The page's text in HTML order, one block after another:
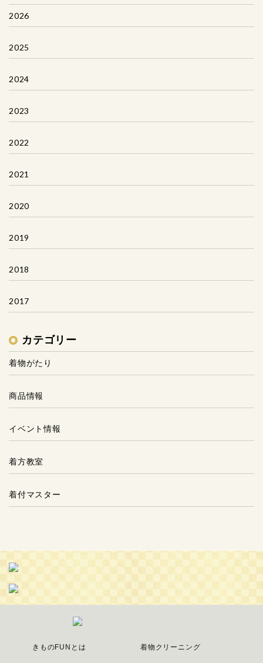
2026
2025
2024
2023
2022
2021
2020
2019
2018
2017
カテゴリー
着物がたり
商品情報
イベント情報
着方教室
着付マスター
きものFUNとは 着物クリーニング